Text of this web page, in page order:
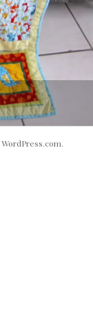
WordPress.com.